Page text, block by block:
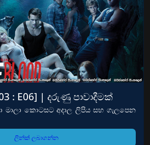
: E06] | දරුණු පාවාදීමක්
මාලා කොටසට අදාල ලිපිය සහ ගැලපෙන
ලින්ක් ලබාගන්න